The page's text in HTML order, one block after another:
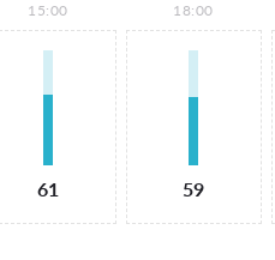
15:00
61
18:00
59